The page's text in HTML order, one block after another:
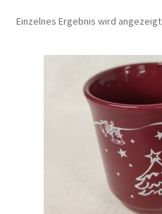
Geschäftsbedingungen
Einzelnes Ergebnis wird angezeigt